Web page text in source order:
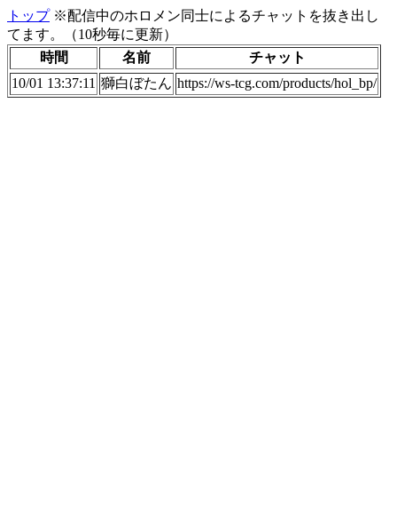
トップ※配信中のホロメン同士によるチャットを抜き出し
てます。（10秒毎に更新）
時間
名前
チャット
10/01 13:37:11 獅白ぼたん https://ws-tcg.com/products/hol_bp/